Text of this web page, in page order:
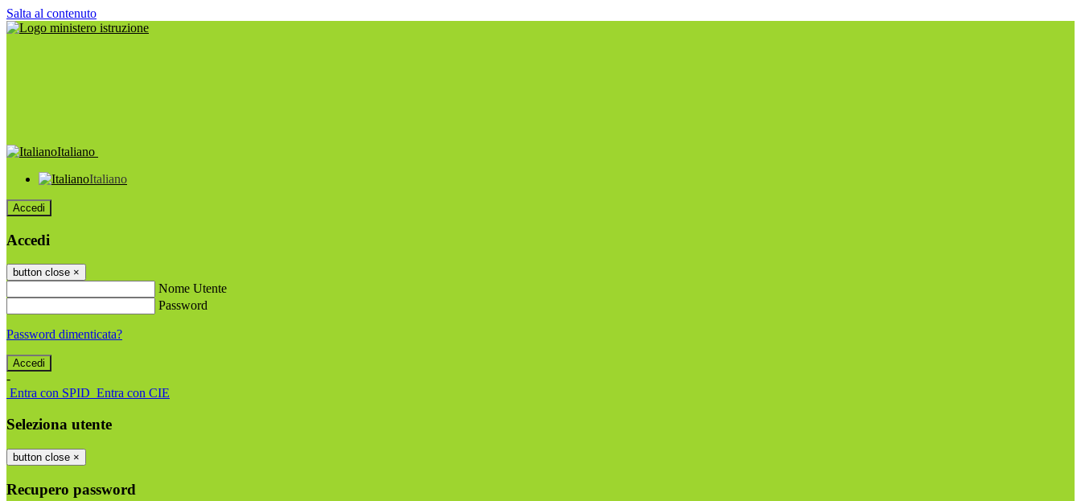
Salta al contenuto
Italiano
Italiano
Accedi
Accedi
button close ×
Nome Utente
Password
Password dimenticata?
-
Entra con SPID Entra con CIE
Seleziona utente
button close ×
Recupero password